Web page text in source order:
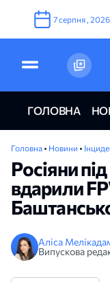
7серпня , 2026
ГОЛОВНА
Головна • Новини •
Росіяни
вдарили
Аліса
Випускова